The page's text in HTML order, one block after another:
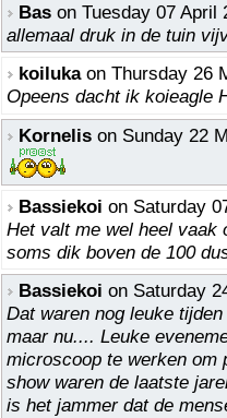
Bas on Tuesday 07 April
allemaal druk in de tuin
koilukaon Thursday 26
Opeens dacht ik koieagle
Kornelis on Sunday 22
Bassiekoi on Saturday
Het valt me wel heel vaak
soms dik boven de 100
Bassiekoi on Saturday
Dat waren nog leuke
maar nu.... Leuke
microscoop te werken om
show waren de laatste
is het jammer dat de